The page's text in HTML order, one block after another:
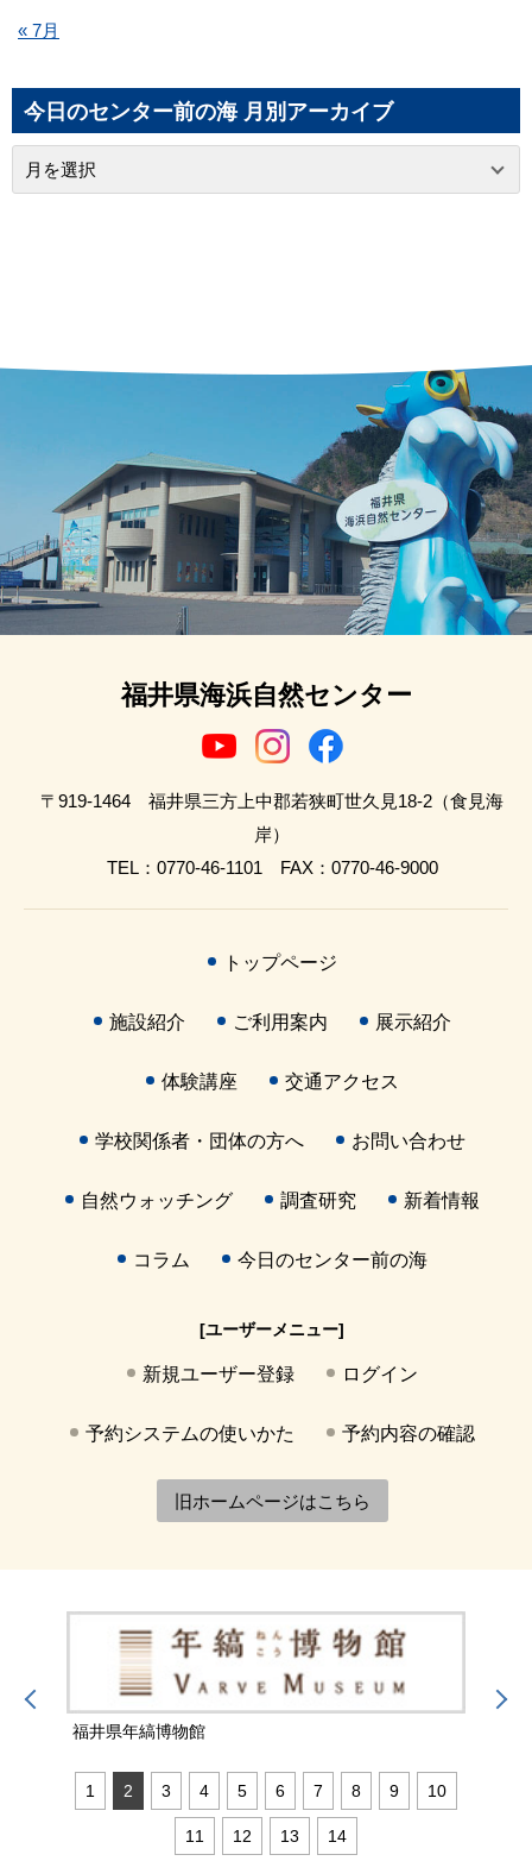
« 7月
今日のセンター前の海 月別アーカイブ
福井県海浜自然センター
〒919-1464 福井県三方上中郡若狭町世久見18-2（食見海
岸）
TEL：0770-46-1101 FAX：0770-46-9000
トップページ
施設紹介 ご利用案内 展示紹介
体験講座 交通アクセス
学校関係者・団体の方へ お問い合わせ
自然ウォッチング 調査研究 新着情報
コラム 今日のセンター前の海
[ユーザーメニュー]
新規ユーザー登録 ログイン
予約システムの使いかた 予約内容の確認
旧ホームページはこちら
福井県年縞博物館
1 2 3 4 5 6 7 8 9 10
11 12 13 14